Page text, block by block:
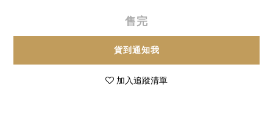
售完
貨到通知我
加入追蹤清單